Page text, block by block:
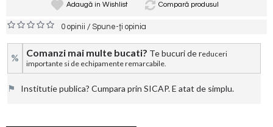
Adaugă in Wishlist Compară produsul
0 opinii /Spune-ţi opinia
% Comanzi mai multe bucati? Te bucuri de reduceri
importante si de echipamente remarcabile.
⚑ Institutie publica? Cumpara prin SICAP. E atat de simplu.